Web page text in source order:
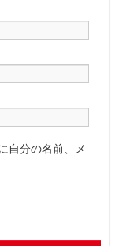
自分の名前、メ